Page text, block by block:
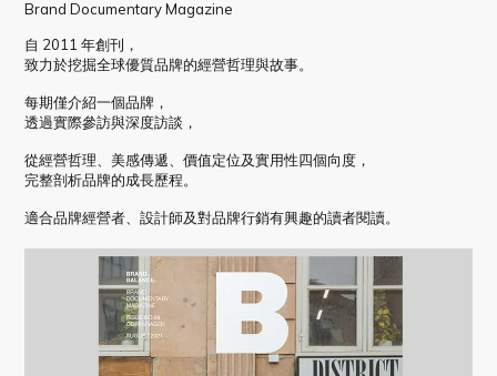
Brand Documentary Magazine
自 2011 年創刊，
致力於挖掘全球優質品牌的經營哲理與故事。
每期僅介紹一個品牌，
透過實際參訪與深度訪談，
從經營哲理、美感傳遞、價值定位及實用性四個向度，
完整剖析品牌的成長歷程。
適合品牌經營者、設計師及對品牌行銷有興趣的讀者閱讀。